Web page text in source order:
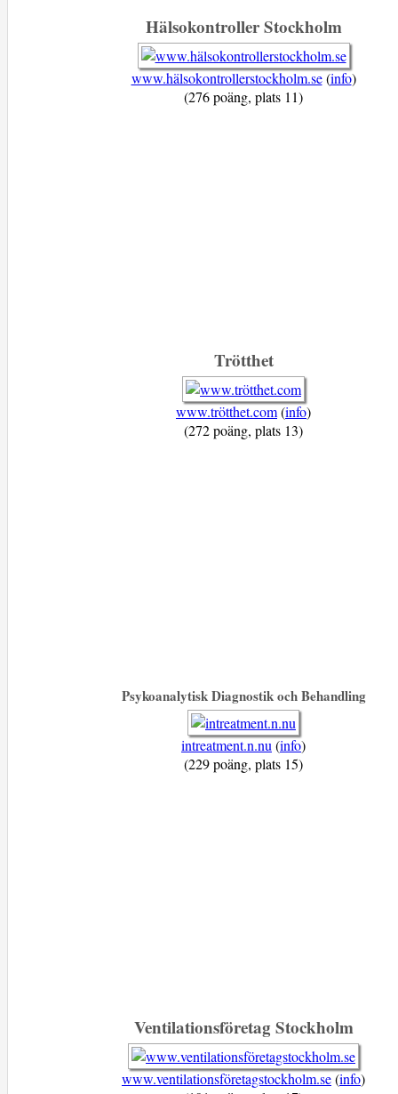
Hälsokontroller Stockholm
www.hälsokontrollerstockholm.se(info)
(276 poäng, plats 11)
Trötthet
www.trötthet.com(info)
(272 poäng, plats 13)
Psykoanalytisk Diagnostik och Behandling
intreatment.n.nu (info)
(229 poäng, plats 15)
Ventilationsföretag Stockholm
www.ventilationsföretagstockholm.se(info)